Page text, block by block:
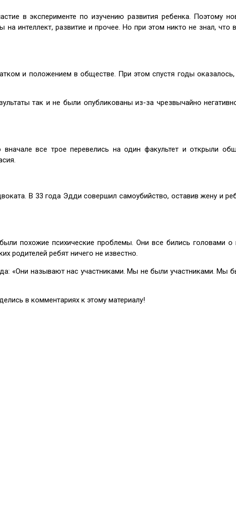
в эксперименте по изучению развития ребенка. Поэтому
на интеллект, развитие и прочее. Но при этом никто не знал,
и положением в обществе. При этом спустя годы
так и не были опубликованы из-за чрезвычайно
все трое перевелись на один факультет и открыли
В 33 года Эдди совершил самоубийство, оставив жену и
похожие психические проблемы. Они все бились головами
родителей ребят ничего не известно.
«Они называют нас участниками. Мы не были участниками. Мы
в комментариях к этому материалу!